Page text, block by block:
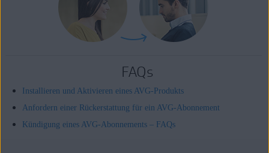
FAQs
Installieren und Aktivieren eines AVG-Produkts
Anfordern einer Rückerstattung für ein AVG-Abonnement
Kündigung eines AVG-Abonnements – FAQs